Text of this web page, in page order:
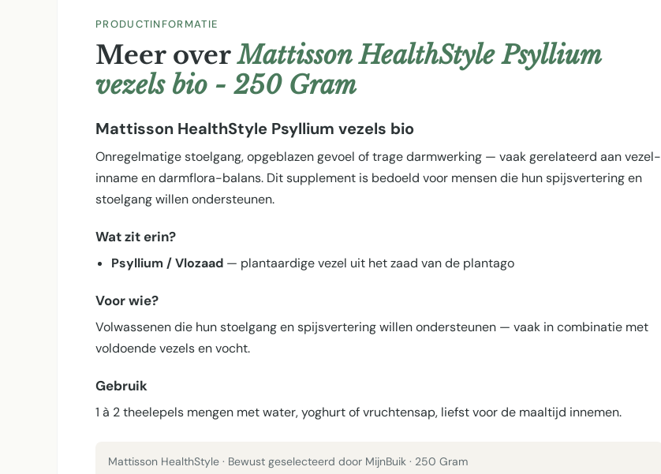
PRODUCTINFORMATIE
Meer overMattisson HealthStyle Psyllium
vezels bio - 250 Gram
Mattisson HealthStyle Psyllium vezels bio
Onregelmatige stoelgang, opgeblazen gevoel of trage darmwerking — vaak gerelateerd aan vezel-
inname en darmflora-balans. Dit supplement is bedoeld voor mensen die hun spijsvertering en
stoelgang willen ondersteunen.
Wat zit erin?
Psyllium / Vlozaad — plantaardige vezel uit het zaad van de plantago
Voor wie?
Volwassenen die hun stoelgang en spijsvertering willen ondersteunen — vaak in combinatie met
voldoende vezels en vocht.
Gebruik
1 à 2 theelepels mengen met water, yoghurt of vruchtensap, liefst voor de maaltijd innemen.
Mattisson HealthStyle · Bewust geselecteerd door MijnBuik · 250 Gram